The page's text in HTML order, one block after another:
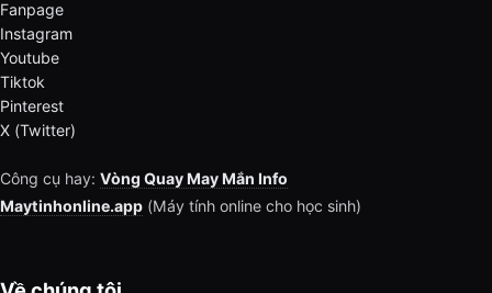
Fanpage
Instagram
Youtube
Tiktok
Pinterest
X (Twitter)
Công cụ hay: Vòng Quay May Mắn Info
Maytinhonline.app (Máy tính online cho học sinh)